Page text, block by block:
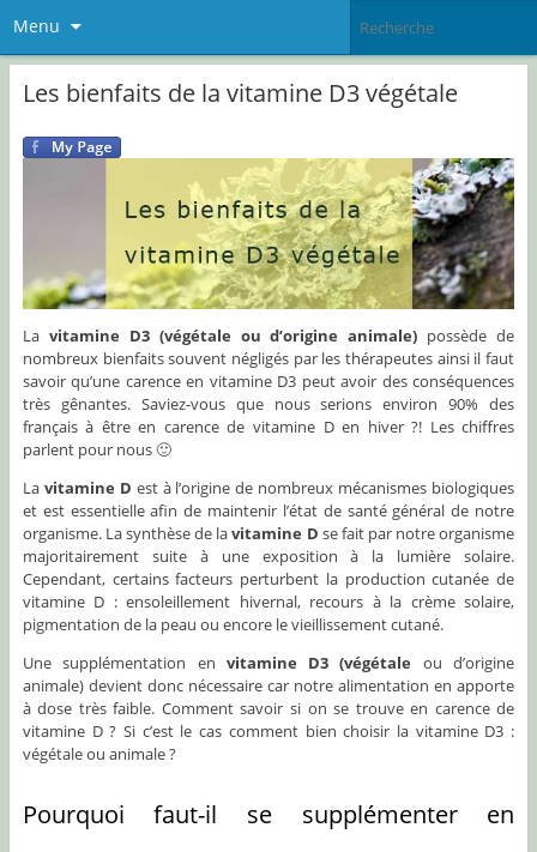
Menu
Les bienfaits de la vitamine D3 végétale
La vitamine D3 (végétale ou d’origine animale) possède de
nombreux bienfaits souvent négligés par les thérapeutes ainsi il faut
savoir qu’une carence en vitamine D3 peut avoir des conséquences
très gênantes. Saviez-vous que nous serions environ 90% des
français à être en carence de vitamine D en hiver ?! Les chiffres
parlent pour nous 🙂
La vitamine D est à l’origine de nombreux mécanismes biologiques
et est essentielle afin de maintenir l’état de santé général de notre
organisme. La synthèse de lavitamine D se fait par notre organisme
majoritairement suite à une exposition à la lumière solaire.
Cependant, certains facteurs perturbent la production cutanée de
vitamine D : ensoleillement hivernal, recours à la crème solaire,
pigmentation de la peau ou encore le vieillissement cutané.
Une supplémentation en vitamine D3 (végétale ou d’origine
animale) devient donc nécessaire car notre alimentation en apporte
à dose très faible. Comment savoir si on se trouve en carence de
vitamine D ? Si c’est le cas comment bien choisir la vitamine D3 :
végétale ou animale ?
Pourquoi faut-il se supplémenter en